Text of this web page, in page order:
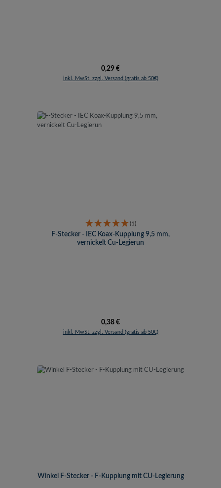
Regulärer Preis:
0,29 €
inkl. MwSt. zzgl. Versand (gratis ab 50€)
(1)
F-Stecker - IEC Koax-Kupplung 9,5 mm,
vernickelt Cu-Legierun
Regulärer Preis:
0,38 €
inkl. MwSt. zzgl. Versand (gratis ab 50€)
Winkel F-Stecker - F-Kupplung mit CU-Legierung